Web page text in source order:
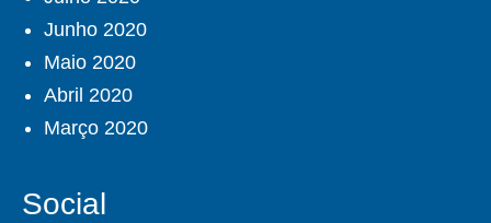
Junho 2020
Maio 2020
Abril 2020
Março 2020
Social